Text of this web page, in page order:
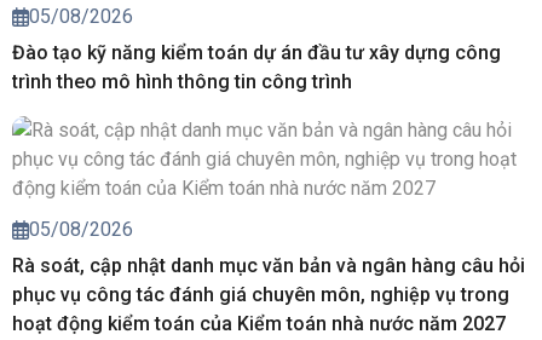
05/08/2026
Đào tạo kỹ năng kiểm toán dự án đầu tư xây dựng công
trình theo mô hình thông tin công trình
05/08/2026
Rà soát, cập nhật danh mục văn bản và ngân hàng câu hỏi
phục vụ công tác đánh giá chuyên môn, nghiệp vụ trong
hoạt động kiểm toán của Kiểm toán nhà nước năm 2027